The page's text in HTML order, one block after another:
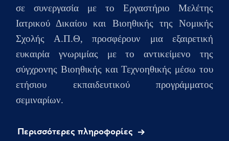
σε συνεργασία με το Εργαστήριο Μελέτης
Ιατρικού Δικαίου και Βιοηθικής της Νομικής
Σχολής Α.Π.Θ, προσφέρουν μια εξαιρετική
ευκαιρία γνωριμίας με το αντικείμενο της
σύγχρονης Βιοηθικής και Τεχνοηθικής μέσω του
ετήσιου
εκπαιδευτικού προγράμματος
σεμιναρίων.
Περισσότερες πληροφορίες